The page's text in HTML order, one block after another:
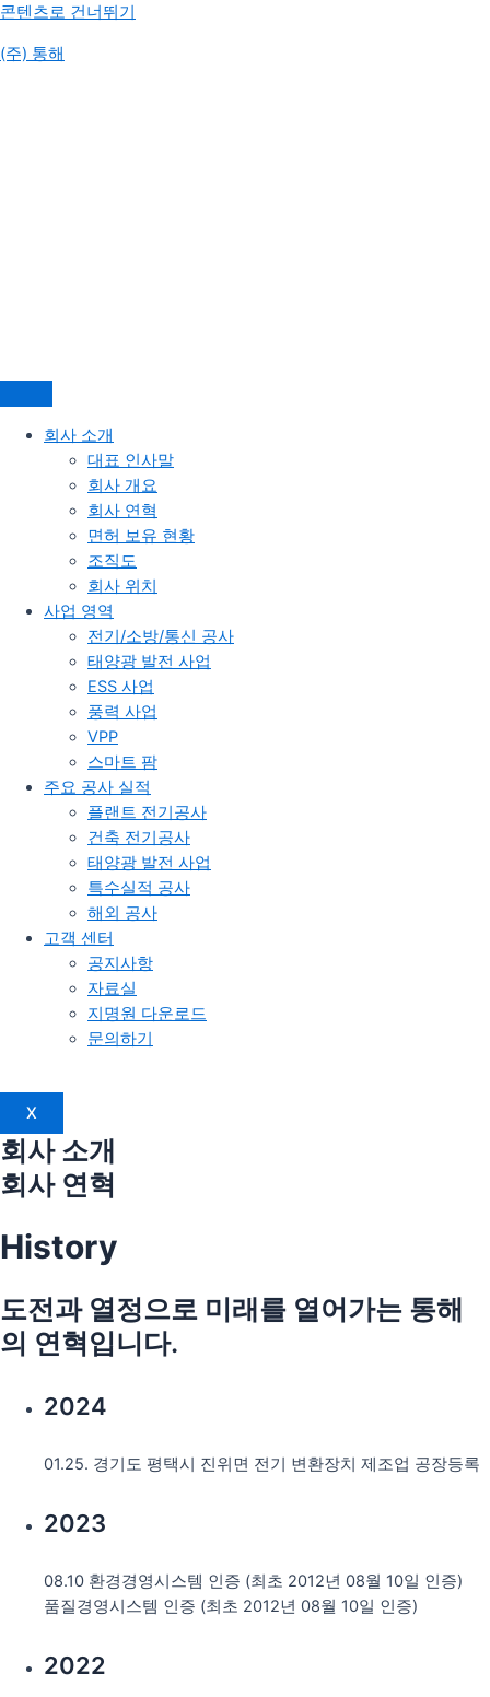
콘텐츠로 건너뛰기
(주) 통해
회사 소개
대표 인사말
회사 개요
회사 연혁
면허 보유 현황
조직도
회사 위치
사업 영역
전기/소방/통신 공사
태양광 발전 사업
ESS 사업
풍력 사업
VPP
스마트 팜
주요 공사 실적
플랜트 전기공사
건축 전기공사
태양광 발전 사업
특수실적 공사
해외 공사
고객 센터
공지사항
자료실
지명원 다운로드
문의하기
X
회사 소개
회사 연혁
History
도전과 열정으로 미래를 열어가는 통해
의 연혁입니다.
2024
01.25. 경기도 평택시 진위면 전기 변환장치 제조업 공장등록
2023
08.10 환경경영시스템 인증 (최초 2012년 08월 10일 인증)
품질경영시스템 인증 (최초 2012년 08월 10일 인증)
2022